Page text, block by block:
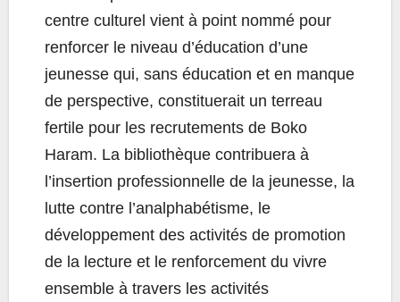
centre culturel vient à point nommé pour
renforcer le niveau d’éducation d’une
jeunesse qui, sans éducation et en manque
de perspective, constituerait un terreau
fertile pour les recrutements de Boko
Haram. La bibliothèque contribuera à
l’insertion professionnelle de la jeunesse, la
lutte contre l’analphabétisme, le
développement des activités de promotion
de la lecture et le renforcement du vivre
ensemble à travers les activités